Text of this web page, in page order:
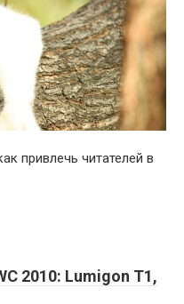
привлечь читателей в
2010: Lumigon T1,